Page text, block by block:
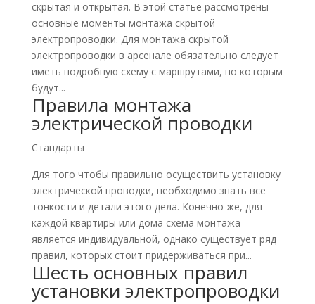
скрытая и открытая. В этой статье рассмотрены
основные моменты монтажа скрытой
электропроводки. Для монтажа скрытой
электропроводки в арсенале обязательно следует
иметь подробную схему с маршрутами, по которым
будут...
Правила монтажа
электрической проводки
Стандарты
Для того чтобы правильно осуществить установку
электрической проводки, необходимо знать все
тонкости и детали этого дела. Конечно же, для
каждой квартиры или дома схема монтажа
является индивидуальной, однако существует ряд
правил, которых стоит придерживаться при...
Шесть основных правил
установки электропроводки